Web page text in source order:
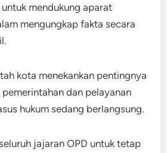
mendukung aparat
mengungkap fakta secara
kota menekankan pentingnya
dan pelayanan
hukum sedang berlangsung.
jajaran OPD untuk tetap